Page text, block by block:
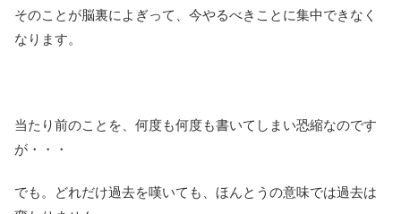
そのことが脳裏によぎって、今やるべきことに集中できなく
なります。
当たり前のことを、何度も何度も書いてしまい恐縮なのです
が・・・
でも。どれだけ過去を嘆いても、ほんとうの意味では過去は